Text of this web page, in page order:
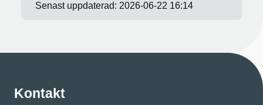
Senast uppdaterad: 2026-06-22 16:14
Kontakt